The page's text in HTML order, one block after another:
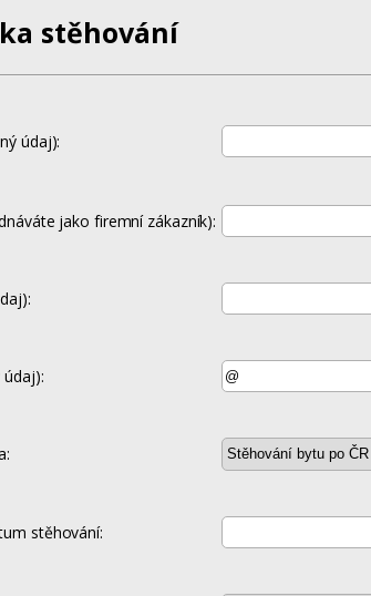
stěhování
údaj):
jako firemní zákazník):
údaj):
stěhování: